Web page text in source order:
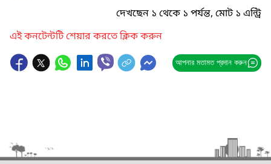
দেখছেন ১ থেকে ১ পর্যন্ত, মোট ১ এন্ট্রি
এই কনটেন্টটি শেয়ার করতে ক্লিক করুন
আপনার মতামত প্রদান করুন